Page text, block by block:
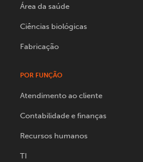
Área da saúde
Ciências biológicas
Fabricação
POR FUNÇÃO
Atendimento ao cliente
Contabilidade e finanças
Recursos humanos
TI